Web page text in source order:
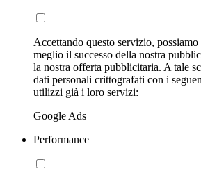
Accettando questo servizio,
meglio il successo della nostra
la nostra offerta pubblicitaria. A tale
dati personali crittografati con i
utilizzi già i loro servizi:
Google Ads
Performance